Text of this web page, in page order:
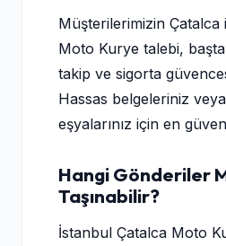
Müşterilerimizin
Moto Kurye talebi,
takip ve sigorta
Hassas belgeleriniz
eşyalarınız için en
Hangi Gönderiler
Taşınabilir?
İstanbul Çatalca Moto